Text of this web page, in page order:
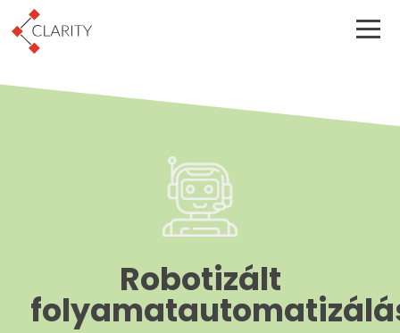
Robotizált